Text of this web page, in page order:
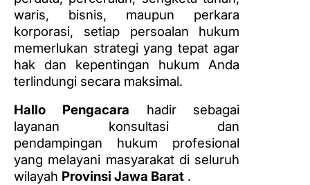
waris, bisnis, maupun perkara
korporasi, setiap persoalan hukum
memerlukan strategi yang tepat agar
hak dan kepentingan hukum Anda
terlindungi secara maksimal.
Hallo Pengacara hadir sebagai
layanan konsultasi dan
pendampingan hukum profesional
yang melayani masyarakat di seluruh
wilayah Provinsi Jawa Barat .